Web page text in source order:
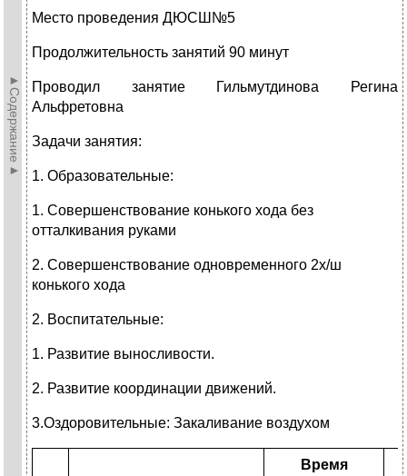
►Содержание►
Место проведения ДЮСШ№5
Продолжительность занятий 90 минут
Проводил занятие Гильмутдинова Регина
Альфретовна
Задачи занятия:
1. Образовательные:
1. Совершенствование конького хода без
отталкивания руками
2. Совершенствование одновременного 2х/ш
конького хода
2. Воспитательные:
1. Развитие выносливости.
2. Развитие координации движений.
3.Оздоровительные: Закаливание воздухом
Время